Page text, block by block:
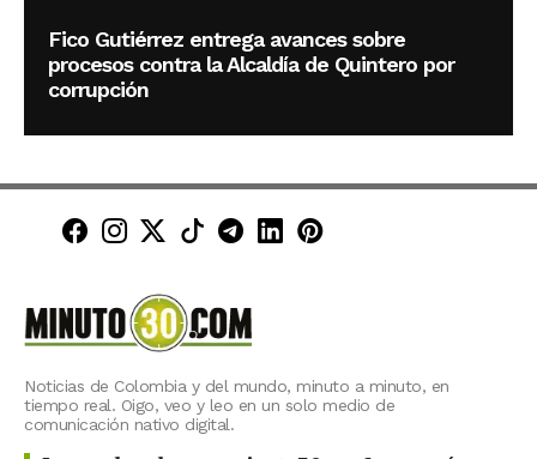
Fico Gutiérrez entrega avances sobre
procesos contra la Alcaldía de Quintero por
corrupción
Minuto30 en Facebook
Minuto30 en Instagram
Minuto30 en X (Twitter)
Minuto30 en TikTok
Canal de Minuto30 en
Minuto30 en LinkedIn
Minuto30 en
Noticias de Colombia y del mundo, minuto a minuto, en
tiempo real. Oigo, veo y leo en un solo medio de
comunicación nativo digital.